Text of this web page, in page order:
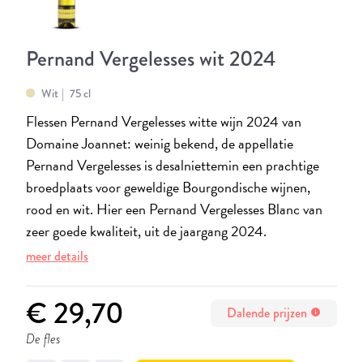
Pernand Vergelesses wit 2024
Wit 75 cl
Flessen Pernand Vergelesses witte wijn 2024 van
Domaine Joannet: weinig bekend, de appellatie
Pernand Vergelesses is desalniettemin een prachtige
broedplaats voor geweldige Bourgondische wijnen,
rood en wit. Hier een Pernand Vergelesses Blanc van
zeer goede kwaliteit, uit de jaargang 2024.
meer details
€ 29,70 Dalende prijzen info
De fles